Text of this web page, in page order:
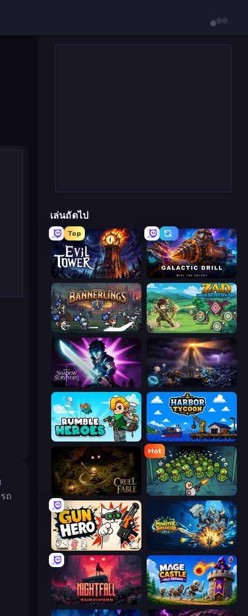
ถ
เล่นถัดไป
Top
Evil Tower Galactic Drill
Bannerlings Zad Archery - Demo
Shadow Survivors The Last Lighthouse
Rumble Heroes Harbor Tycoon
Cruel Fable
Hot
Base Defence
Gun Hero: Cat Survival Monster Breaker Idle
Nightfall Survivors Mage Castle Idle Defense